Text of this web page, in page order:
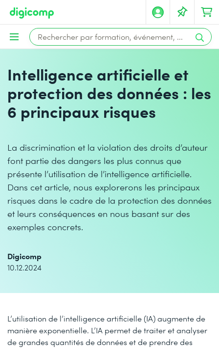
Intelligence artificielle et
protection des données : les
6 principaux risques
La discrimination et la violation des droits d’auteur
font partie des dangers les plus connus que
présente l’utilisation de l’intelligence artificielle.
Dans cet article, nous explorerons les principaux
risques dans le cadre de la protection des données
et leurs conséquences en nous basant sur des
exemples concrets.
Digicomp
10.12.2024
L’utilisation de l’intelligence artificielle (IA) augmente de
manière exponentielle. L’IA permet de traiter et analyser
de grandes quantités de données et de prendre des